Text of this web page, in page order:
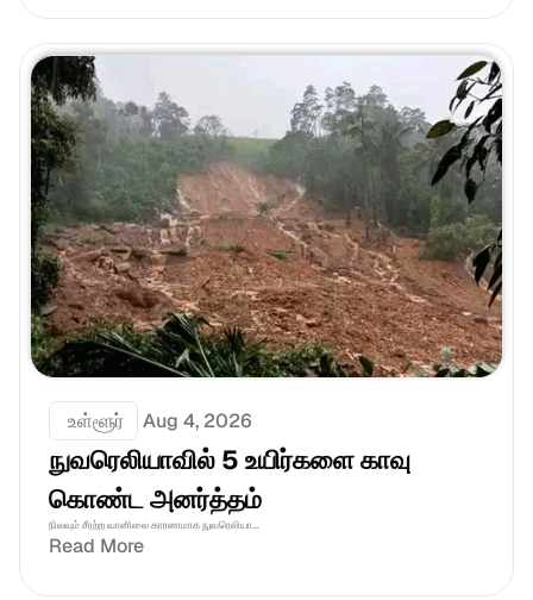
உள்ளூர் Aug 4, 2026
நுவரெலியாவில் 5 உயிர்களை காவு
கொண்ட அனர்த்தம்
நிலவும் சீரற்ற வானிலை காரணமாக நுவரெலியா...
Read More